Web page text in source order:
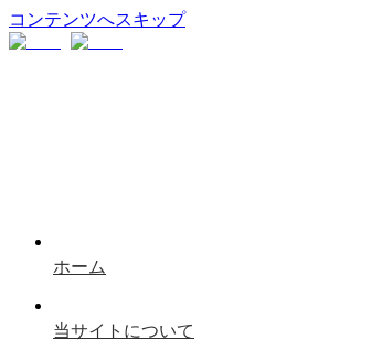
コンテンツへスキップ
ホーム
当サイトについて